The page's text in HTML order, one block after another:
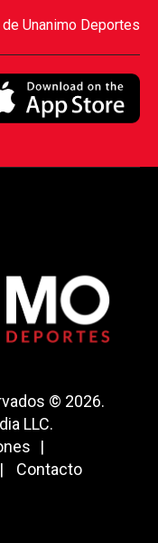
Unanimo Deportes
© 2026.
LLC.
Contacto